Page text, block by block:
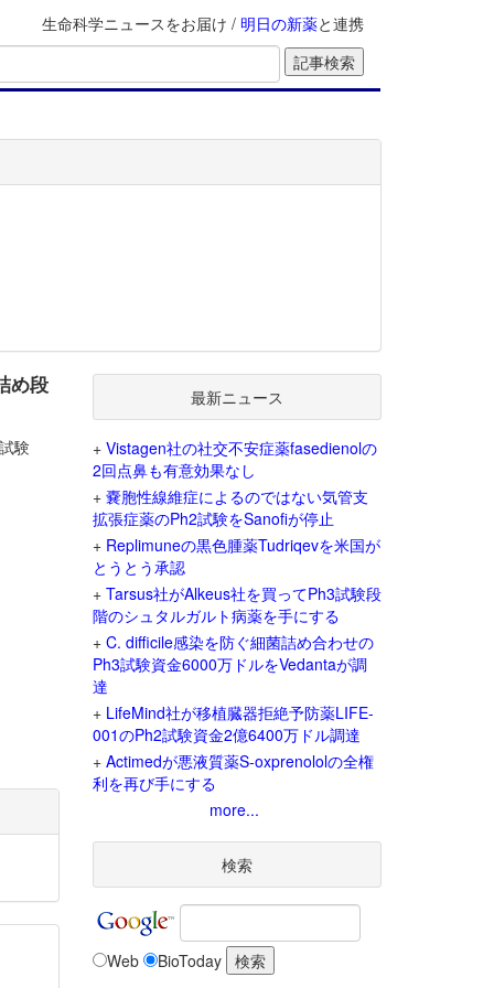
生命科学ニュースをお届け / 明日の新薬と連携
め段
験
最新ニュース
+ Vistagen社の社交不安症薬fasedienolの
2回点鼻も有意効果なし
+ 嚢胞性線維症によるのではない気管支
拡張症薬のPh2試験をSanofiが停止
+ Replimuneの黒色腫薬Tudriqevを米国が
とうとう承認
+ Tarsus社がAlkeus社を買ってPh3試験段
階のシュタルガルト病薬を手にする
+ C. difficile感染を防ぐ細菌詰め合わせの
Ph3試験資金6000万ドルをVedantaが調
達
+ LifeMind社が移植臓器拒絶予防薬LIFE-
001のPh2試験資金2億6400万ドル調達
+ Actimedが悪液質薬S-oxprenololの全権
利を再び手にする
more...
検索
Web BioToday